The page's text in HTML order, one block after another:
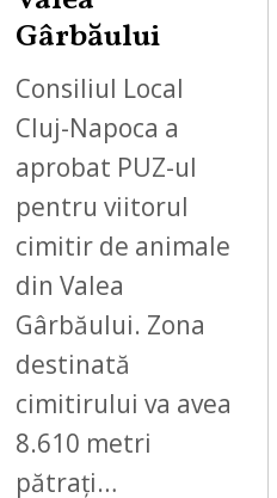
Gârbăului
Consiliul Local
Cluj-Napoca a
aprobat PUZ-ul
pentru viitorul
cimitir de animale
din Valea
Gârbăului. Zona
destinată
cimitirului va avea
8.610 metri
pătrați…